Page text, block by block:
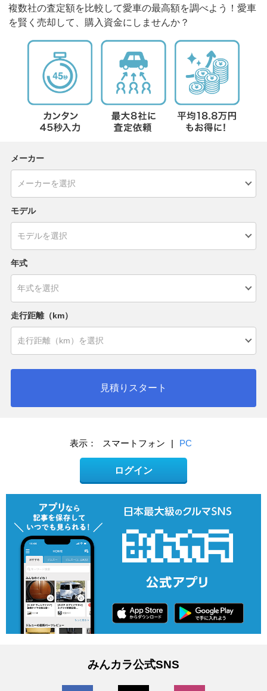
複数社の査定額を比較して愛車の最高額を調べよう！愛車
を賢く売却して、購入資金にしませんか？
メーカー
モデル
年式
走行距離（km）
見積りスタート
表示： スマートフォン | PC
ログイン
みんカラ公式SNS